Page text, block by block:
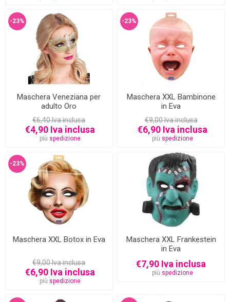
-23%
Maschera Veneziana per
adulto Oro
€6,40 Iva inclusa
€4,90 Iva inclusa
più spedizione
-23%
Maschera XXL Bambinone
in Eva
€9,00 Iva inclusa
€6,90 Iva inclusa
più spedizione
-23%
Maschera XXL Botox in Eva
€9,00 Iva inclusa
€6,90 Iva inclusa
più spedizione
Maschera XXL Frankestein
in Eva
€7,90 Iva inclusa
più spedizione